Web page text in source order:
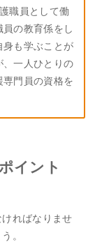
職員として働
の教育係をし
身も学ぶことが
、一人ひとりの
門員の資格を
イント
ればなりませ
。